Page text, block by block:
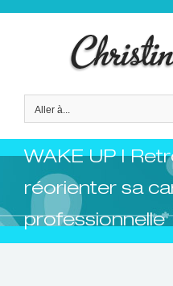
Aller à...
WAKE UP |
réorienter sa
professionnelle